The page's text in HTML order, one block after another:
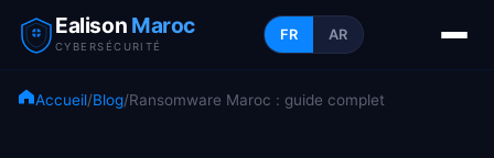
Ealison Maroc
CYBERSÉCURITÉ
FR AR
Accueil/Blog/Ransomware Maroc : guide complet